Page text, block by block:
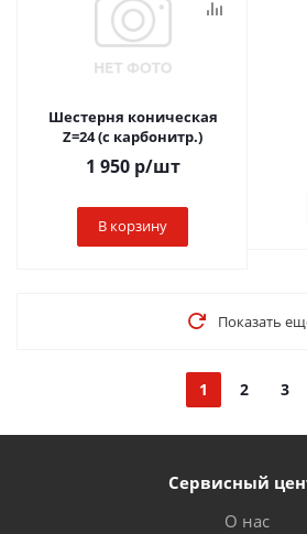
Шестерня коническая
Z=24 (с карбонитр.)
1 950р/шт
В корзину
Показать
1 2 3
Сервисный
О нас